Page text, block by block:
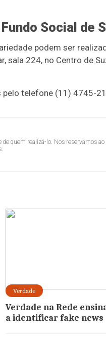
Social de
podem ser
sala 224, no Centro de
telefone (11) 4745-
de quem realizá-lo. Nos reservamos
Verdade
Verdade na Rede
a identificar fake news